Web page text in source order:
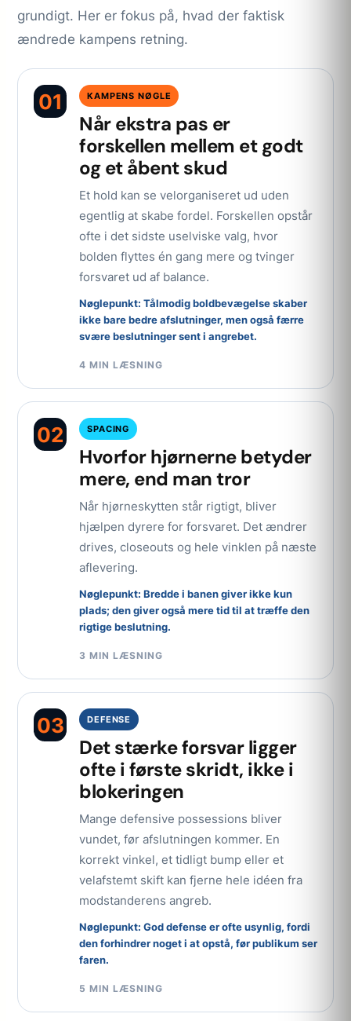
grundigt. Her er fokus på, hvad der faktisk
ændrede kampens retning.
01 KAMPENS NØGLE
Når ekstra pas er
forskellen mellem et godt
og et åbent skud
Et hold kan se velorganiseret ud uden
egentlig at skabe fordel. Forskellen opstår
ofte i det sidste uselviske valg, hvor
bolden flyttes én gang mere og tvinger
forsvaret ud af balance.
Nøglepunkt: Tålmodig boldbevægelse skaber
ikke bare bedre afslutninger, men også færre
svære beslutninger sent i angrebet.
4 MIN LÆSNING
02 SPACING
Hvorfor hjørnerne betyder
mere, end man tror
Når hjørneskytten står rigtigt, bliver
hjælpen dyrere for forsvaret. Det ændrer
drives, closeouts og hele vinklen på næste
aflevering.
Nøglepunkt: Bredde i banen giver ikke kun
plads; den giver også mere tid til at træffe den
rigtige beslutning.
3 MIN LÆSNING
03 DEFENSE
Det stærke forsvar ligger
ofte i første skridt, ikke i
blokeringen
Mange defensive possessions bliver
vundet, før afslutningen kommer. En
korrekt vinkel, et tidligt bump eller et
velafstemt skift kan fjerne hele idéen fra
modstanderens angreb.
Nøglepunkt: God defense er ofte usynlig, fordi
den forhindrer noget i at opstå, før publikum ser
faren.
5 MIN LÆSNING